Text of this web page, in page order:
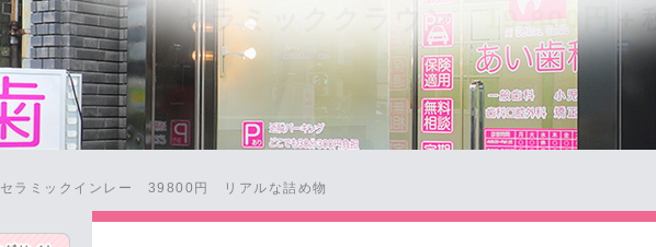
セラミッククラウン
19,800円＋
セラミックインレー 39800円 リアルな詰め物